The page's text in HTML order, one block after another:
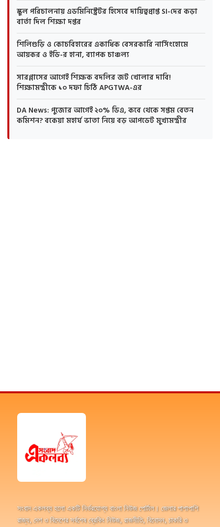
স্কুল পরিচালনায় এডমিনিস্ট্রেটর হিসেবে দায়িত্বপ্রাপ্ত SI-দের কড়া
বার্তা দিল শিক্ষা দপ্তর
শিলিগুড়ি ও কোচবিহারের একাধিক বেসরকারি নার্সিংহোমে
আয়কর ও ইডি-র হানা, ব্যাপক চাঞ্চল্য
সারপ্লাসের আগেই শিক্ষক বদলির জট খোলার দাবি!
শিক্ষামন্ত্রীকে ১০ দফা চিঠি APGTWA-এর
DA News: পুজোর আগেই ২০% ডিএ, কবে থেকে সপ্তম বেতন
কমিশন? বকেয়া মহার্ঘ ভাতা নিয়ে বড় আপডেট মুখ্যমন্ত্রীর
সংবাদ একলব্য হলো একটি নির্ভরযোগ্য বাংলা নিউজ পোর্টাল। জেলার পাশাপাশি
রাজ্য, দেশ ও বিদেশের সর্বশেষ ব্রেকিং নিউজ, রাজনীতি, বিনোদন, চাকরি ও